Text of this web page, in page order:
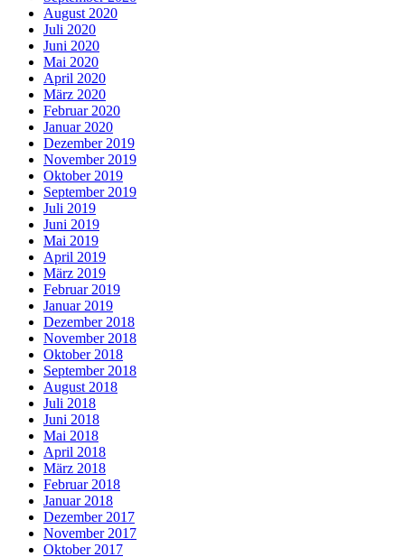
August 2020
Juli 2020
Juni 2020
Mai 2020
April 2020
März 2020
Februar 2020
Januar 2020
Dezember 2019
November 2019
Oktober 2019
September 2019
Juli 2019
Juni 2019
Mai 2019
April 2019
März 2019
Februar 2019
Januar 2019
Dezember 2018
November 2018
Oktober 2018
September 2018
August 2018
Juli 2018
Juni 2018
Mai 2018
April 2018
März 2018
Februar 2018
Januar 2018
Dezember 2017
November 2017
Oktober 2017